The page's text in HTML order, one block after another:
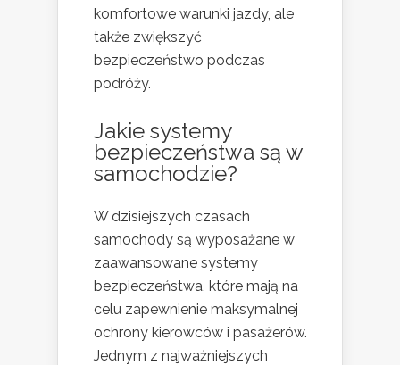
komfortowe warunki jazdy, ale
także zwiększyć
bezpieczeństwo podczas
podróży.
Jakie systemy
bezpieczeństwa są w
samochodzie?
W dzisiejszych czasach
samochody są wyposażane w
zaawansowane systemy
bezpieczeństwa, które mają na
celu zapewnienie maksymalnej
ochrony kierowców i pasażerów.
Jednym z najważniejszych